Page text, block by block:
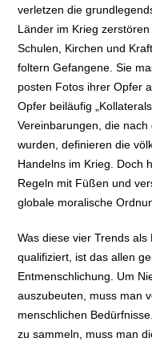
verletzen die
Länder im Krieg
Schulen, Kirchen und
foltern Gefangene. Sie
posten Fotos ihrer Opfer
Opfer beiläufig
Vereinbarungen, die
wurden, definieren die
Handelns im Krieg. Doch
Regeln mit Füßen und
globale moralische
Was diese vier Trends
qualifiziert, ist das allen
Entmenschlichung. Um
auszubeuten, muss man
menschlichen
zu sammeln, muss man